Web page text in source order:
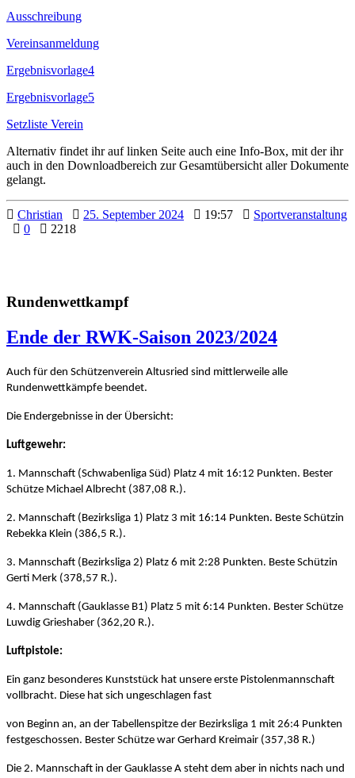
Ausschreibung
Vereinsanmeldung
Ergebnisvorlage4
Ergebnisvorlage5
Setzliste Verein
Alternativ findet ihr auf linken Seite auch eine Info-Box, mit der ihr
auch in den Downloadbereich zur Gesamtübersicht aller Dokumente
gelangt.
Christian 25. September 2024 19:57
Sportveranstaltung
0
2218
Rundenwettkampf
Ende der RWK-Saison 2023/2024
Auch für den Schützenverein Altusried sind mittlerweile alle
Rundenwettkämpfe beendet.
Die Endergebnisse in der Übersicht:
Luftgewehr:
1. Mannschaft (Schwabenliga Süd) Platz 4 mit 16:12 Punkten. Bester
Schütze Michael Albrecht (387,08 R.).
2. Mannschaft (Bezirksliga 1) Platz 3 mit 16:14 Punkten. Beste Schützin
Rebekka Klein (386,5 R.).
3. Mannschaft (Bezirksliga 2) Platz 6 mit 2:28 Punkten. Beste Schützin
Gerti Merk (378,57 R.).
4. Mannschaft (Gauklasse B1) Platz 5 mit 6:14 Punkten. Bester Schütze
Luwdig Grieshaber (362,20 R.).
Luftpistole:
Ein ganz besonderes Kunststück hat unsere erste Pistolenmannschaft
vollbracht. Diese hat sich ungeschlagen fast
von Beginn an, an der Tabellenspitze der Bezirksliga 1 mit 26:4 Punkten
festgeschossen. Bester Schütze war Gerhard Kreimair (357,38 R.)
Die 2. Mannschaft in der Gauklasse A steht dem aber in nichts nach und